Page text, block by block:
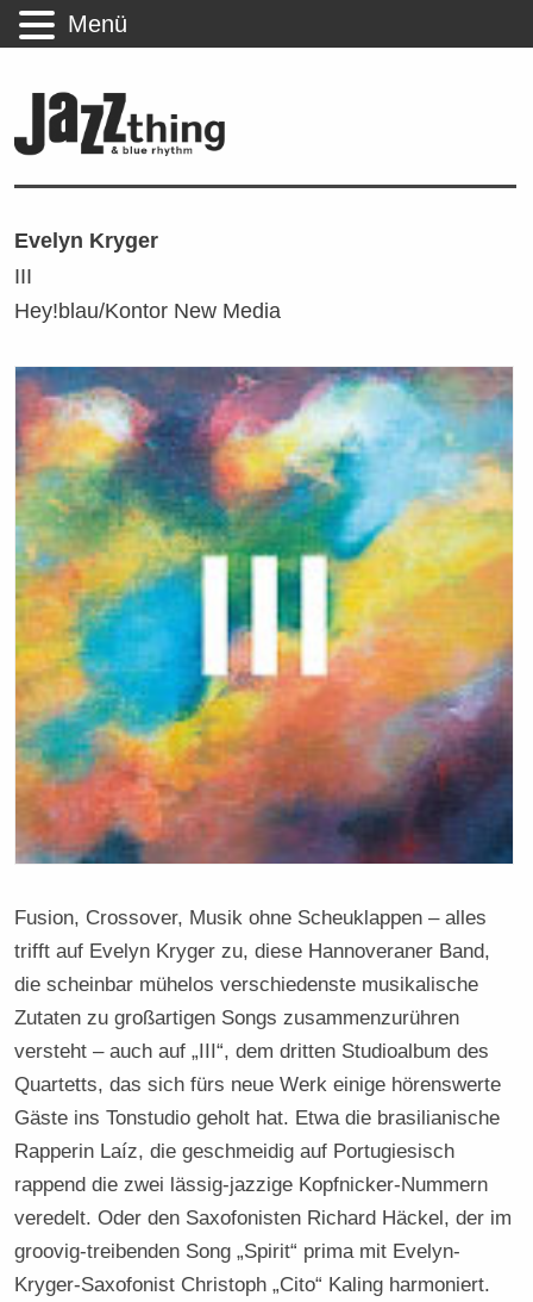
Evelyn Kryger
III
Hey!blau/Kontor New Media
Fusion, Crossover, Musik ohne Scheuklappen – alles
trifft auf Evelyn Kryger zu, diese Hannoveraner Band,
die scheinbar mühelos verschiedenste musikalische
Zutaten zu großartigen Songs zusammenzurühren
versteht – auch auf „III“, dem dritten Studioalbum des
Quartetts, das sich fürs neue Werk einige hörenswerte
Gäste ins Tonstudio geholt hat. Etwa die brasilianische
Rapperin Laíz, die geschmeidig auf Portugiesisch
rappend die zwei lässig-jazzige Kopfnicker-Nummern
veredelt. Oder den Saxofonisten Richard Häckel, der im
groovig-treibenden Song „Spirit“ prima mit Evelyn-
Kryger-Saxofonist Christoph „Cito“ Kaling harmoniert.
Menü